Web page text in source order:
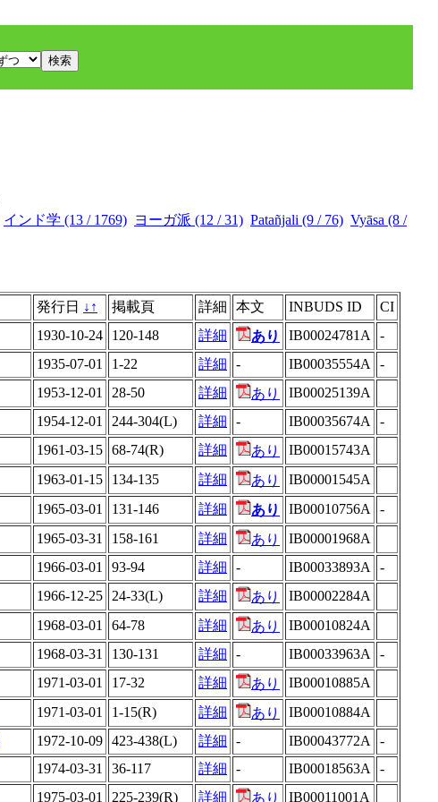
インド学 (13 / 1769) ヨーガ派 (12 / 31) Patañjali (9 / 76) Vyāsa (8 /
発行日 ↓ ↑ 掲載頁 詳細 本文 INBUDS ID
CI
1930-10-24 120-148 詳細 あり IB00024781A
-
1935-07-01 1-22 詳細 - IB00035554A
-
1953-12-01 28-50 詳細 あり
IB00025139A
1954-12-01 244-304(L) 詳細 - IB00035674A
-
1961-03-15 68-74(R) 詳細 あり
IB00015743A
1963-01-15 134-135 詳細 あり
IB00001545A
1965-03-01 131-146 詳細 あり IB00010756A
-
1965-03-31 158-161 詳細 あり
IB00001968A
1966-03-01 93-94 詳細 - IB00033893A
-
1966-12-25 24-33(L) 詳細 あり
IB00002284A
1968-03-01 64-78 詳細 あり
IB00010824A
1968-03-31 130-131 詳細 - IB00033963A
-
1971-03-01 17-32 詳細 あり
IB00010885A
1971-03-01 1-15(R) 詳細 あり
IB00010884A
1972-10-09 423-438(L) 詳細 - IB00043772A
-
1974-03-31 36-117 詳細 - IB00018563A
-
1975-03-01 225-239(R) 詳細 あり IB00011001A